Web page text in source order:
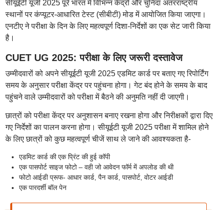
सीयूईटी यूजी 2025 पूरे भारत में विभिन्न केंद्रों और चुनिंदा अंतरराष्ट्रीय
स्थानों पर कंप्यूटर-आधारित टेस्ट (सीबीटी) मोड में आयोजित किया जाएगा।
एनटीए ने परीक्षा के दिन के लिए महत्वपूर्ण दिशा-निर्देशों का एक सेट जारी किया
है।
CUET UG 2025: परीक्षा के लिए जरूरी दस्तावेज
उम्मीदवारों को अपने सीयूईटी यूजी 2025 एडमिट कार्ड पर बताए गए रिपोर्टिंग
समय के अनुसार परीक्षा केंद्र पर पहुंचना होगा। गेट बंद होने के समय के बाद
पहुंचने वाले उम्मीदवारों को परीक्षा में बैठने की अनुमति नहीं दी जाएगी।
छात्रों को परीक्षा केंद्र पर अनुशासन बनाए रखना होगा और निरीक्षकों द्वारा दिए
गए निर्देशों का पालन करना होगा। सीयूईटी यूजी 2025 परीक्षा में शामिल होने
के लिए छात्रों को कुछ महत्वपूर्ण चीजें साथ ले जाने की आवश्यकता है-
एडमिट कार्ड की एक प्रिंट की हुई कॉपी
एक पासपोर्ट साइज फोटो – वही जो आवेदन फॉर्म में अपलोड की थी
फोटो आईडी प्रूफ- आधार कार्ड, पैन कार्ड, पासपोर्ट, वोटर आईडी
एक पारदर्शी बॉल पेन